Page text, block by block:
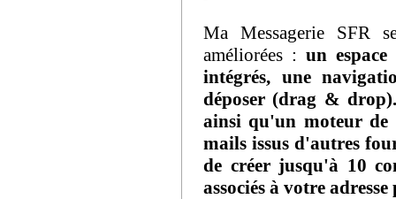
Ma Messagerie SFR
améliorées : un
intégrés, une
déposer (drag &
ainsi qu'un moteur de
mails issus d'autres
de créer jusqu'à 10
associés à votre